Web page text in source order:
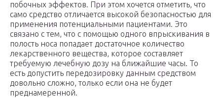
побочных эффектов. При этом хочется отметить, что
само средство отличается высокой безопасностью для
применения потенциальными пациентами. Это
связано с тем, что с помощью одного впрыскивания в
полость носа попадает достаточное количество
лекарственного вещества, которое составляет
требуемую лечебную дозу на ближайшие часы. То
есть допустить передозировку данным средством
довольно сложно, только если она не будет
преднамеренной.